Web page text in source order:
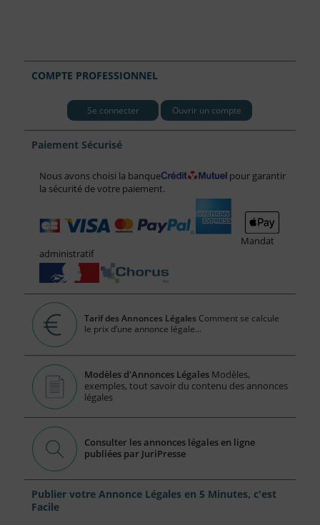
COMPTE PROFESSIONNEL
Se connecter Ouvrir un compte
Paiement Sécurisé
Nous avons choisi la banque
pour garantir
la sécurité de votre paiement.
Mandat
administratif
Tarif des Annonces Légales Comment se calcule
le prix d’une annonce légale...
Modèles d'Annonces Légales Modèles,
exemples, tout savoir du contenu des annonces
légales
Consulter les annonces légales en ligne
publiées par JuriPresse
Publier votre Annonce Légales en 5 Minutes, c'est
Facile